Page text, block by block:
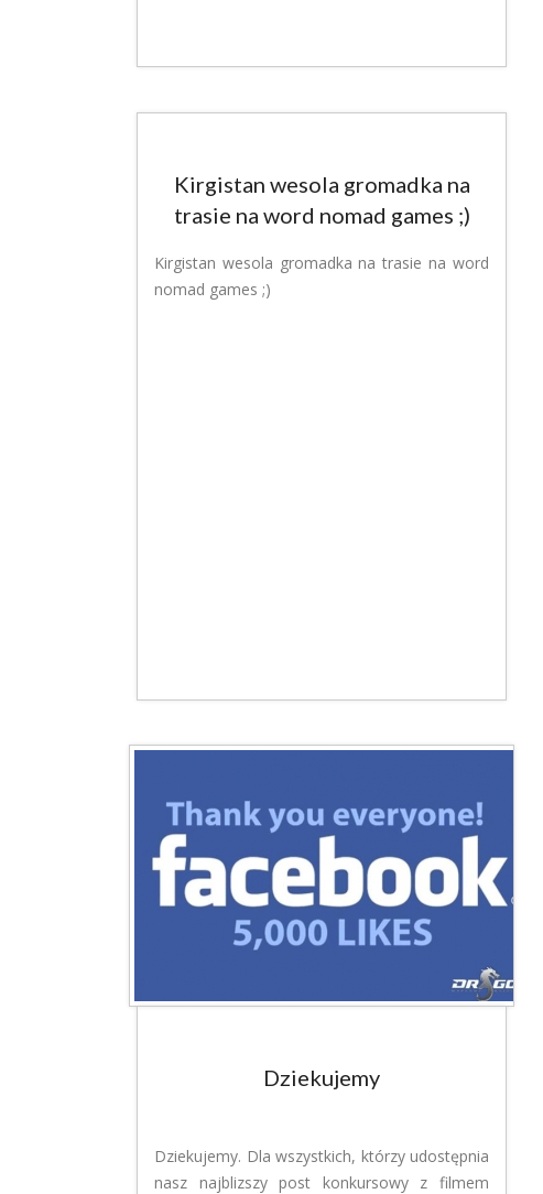
Kirgistan wesola gromadka na
trasie na word nomad games ;)
Kirgistan wesola gromadka na trasie na word
nomad games ;)
Dziekujemy
Dziekujemy. Dla wszystkich, którzy udostępnia
nasz najblizszy post konkursowy z filmem